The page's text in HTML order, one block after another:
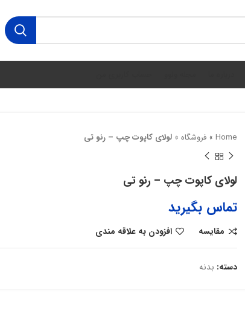
Home
»فروشگاه »لولای کاپوت چپ – رنو تی
لولای کاپوت چپ – رنو تی
تماس بگیرید
مقایسه افزودن به علاقه مندی
دسته: بدنه